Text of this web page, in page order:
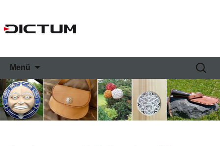
Menü
Inhalt
Suchen
nach: